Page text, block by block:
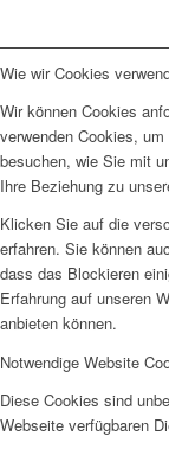
Wie wir Cookies
Wir können Cookies
verwenden Cookies,
besuchen, wie Sie mit
Ihre Beziehung zu
Klicken Sie auf die
erfahren. Sie können
dass das Blockieren
Erfahrung auf unseren
anbieten können.
Notwendige Website
Diese Cookies sind
Webseite verfügbaren